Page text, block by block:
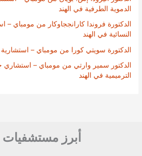
الدموية الطرفية في الهند
الدكتورة فروندا كارانججاوكار من مومباي –
النسائية في الهند
الدكتورة سويتي كورا من مومباي – استشارية
الدكتور سمير وارتي من مومباي – استشاري
الترميمية في الهند
أبرز مستشفيات